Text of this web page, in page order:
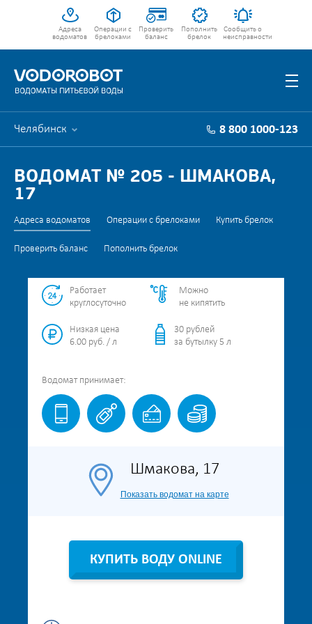
Адреса
водоматов
Операции с
брелоками
Проверить
баланс
Пополнить
брелок
Сообщить о
неисправности
Челябинск 8 800 1000-123
ВОДОМАТ № 205 - ШМАКОВА,
17
Адреса водоматов Операции с брелоками Купить брелок
Проверить баланс Пополнить брелок
Работает
круглосуточно
Можно
не кипятить
Низкая цена
6.00 руб. / л
30 рублей
за бутылку 5 л
Водомат принимает:
Шмакова, 17
Показать водомат на карте
КУПИТЬ ВОДУ ONLINE